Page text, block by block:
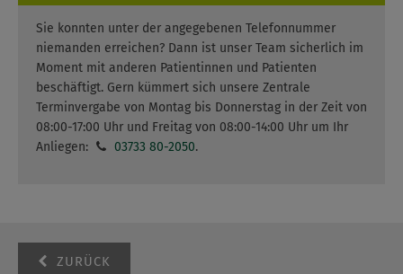
Sie konnten unter der angegebenen Telefonnummer
niemanden erreichen? Dann ist unser Team sicherlich im
Moment mit anderen Patientinnen und Patienten
beschäftigt. Gern kümmert sich unsere Zentrale
Terminvergabe von Montag bis Donnerstag in der Zeit von
08:00-17:00 Uhr und Freitag von 08:00-14:00 Uhr um Ihr
Anliegen:
03733 80-2050.
ZURÜCK